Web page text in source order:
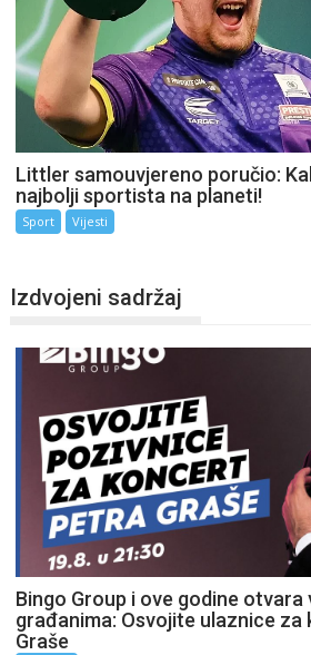
Littler samouvjereno poručio:
najbolji sportista na planeti!
Sport Vijesti
Izdvojeni sadržaj
Bingo Group i ove godine
građanima: Osvojite ulaznice
Graše